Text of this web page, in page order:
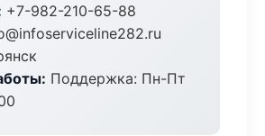
+7-982-210-65-88
Поддержка: Пн-Пт